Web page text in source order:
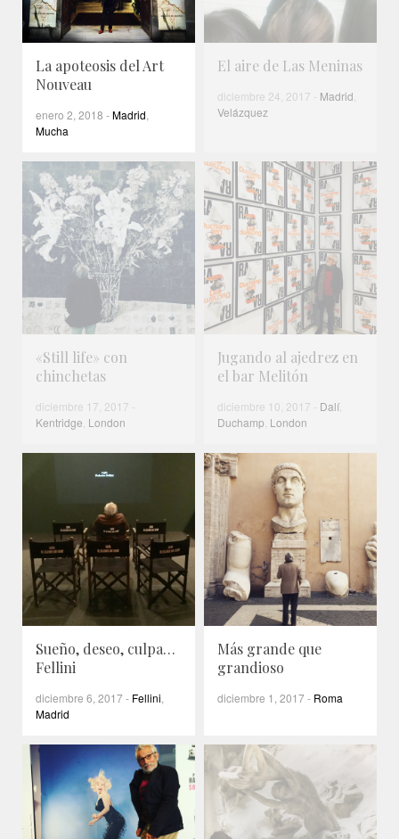
La apoteosis del Art
Nouveau
enero 2, 2018 -Madrid,
Mucha
El aire de Las Meninas
diciembre 24, 2017 - Madrid,
Velázquez
«Still life» con
chinchetas
diciembre 17, 2017 -
Kentridge, London
Jugando al ajedrez en
el bar Melitón
diciembre 10, 2017 - Dalí,
Duchamp, London
Sueño, deseo, culpa…
Fellini
diciembre 6, 2017- Fellini,
Madrid
Más grande que
grandioso
diciembre 1, 2017- Roma